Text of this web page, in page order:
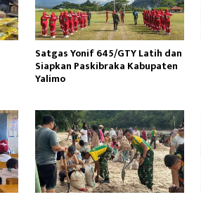
Satgas Yonif 645/GTY Latih dan
Siapkan Paskibraka Kabupaten
Yalimo